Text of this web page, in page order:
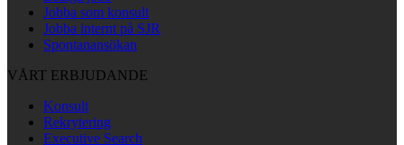
Jobba som konsult
Jobba internt på SJR
Spontanansökan
VÅRT ERBJUDANDE
Konsult
Rekrytering
Executive Search